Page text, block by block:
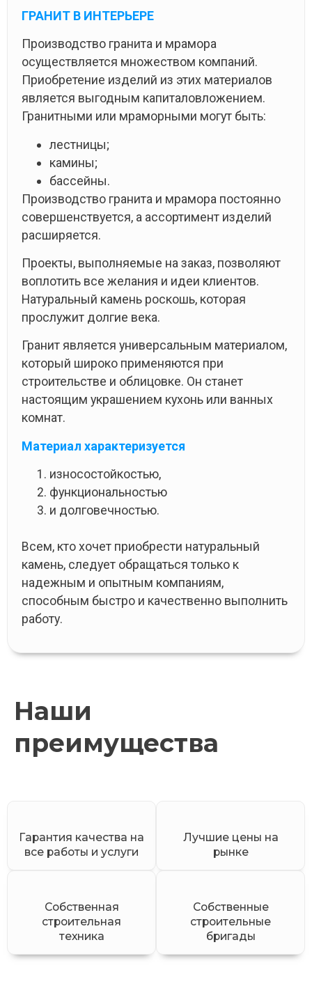
ГРАНИТ В ИНТЕРЬЕРЕ
Производство гранита и мрамора
осуществляется множеством компаний.
Приобретение изделий из этих материалов
является выгодным капиталовложением.
Гранитными или мраморными могут быть:
лестницы;
камины;
бассейны.
Производство гранита и мрамора постоянно
совершенствуется, а ассортимент изделий
расширяется.
Проекты, выполняемые на заказ, позволяют
воплотить все желания и идеи клиентов.
Натуральный камень роскошь, которая
прослужит долгие века.
Гранит является универсальным материалом,
который широко применяются при
строительстве и облицовке. Он станет
настоящим украшением кухонь или ванных
комнат.
Материал характеризуется
износостойкостью,
функциональностью
и долговечностью.
Всем, кто хочет приобрести натуральный
камень, следует обращаться только к
надежным и опытным компаниям,
способным быстро и качественно выполнить
работу.
Наши
преимущества
Гарантия качества на
все работы и услуги
Лучшие цены на
рынке
Собственная
строительная
техника
Собственные
строительные
бригады